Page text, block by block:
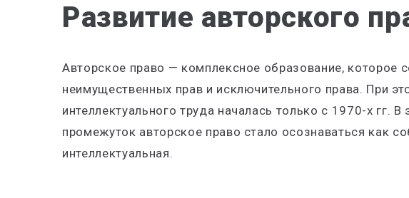
Развитие авторского
Авторское право — комплексное образование, которое
неимущественных прав и исключительного права. При
интеллектуального труда началась только с 1970-х гг. В
промежуток авторское право стало осознаваться как
интеллектуальная.